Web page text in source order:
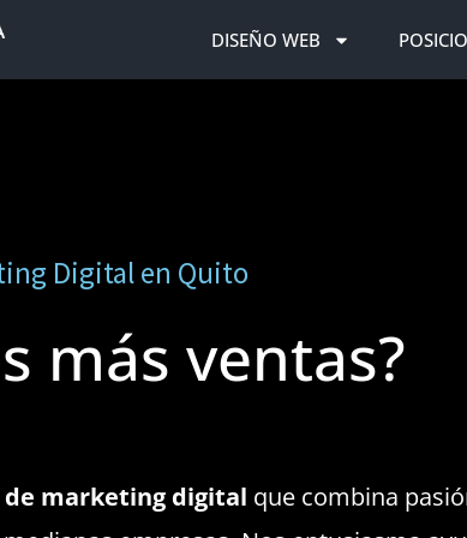
DISEÑO WEB
Digital en Quito
más ventas?
de marketing digital que combina